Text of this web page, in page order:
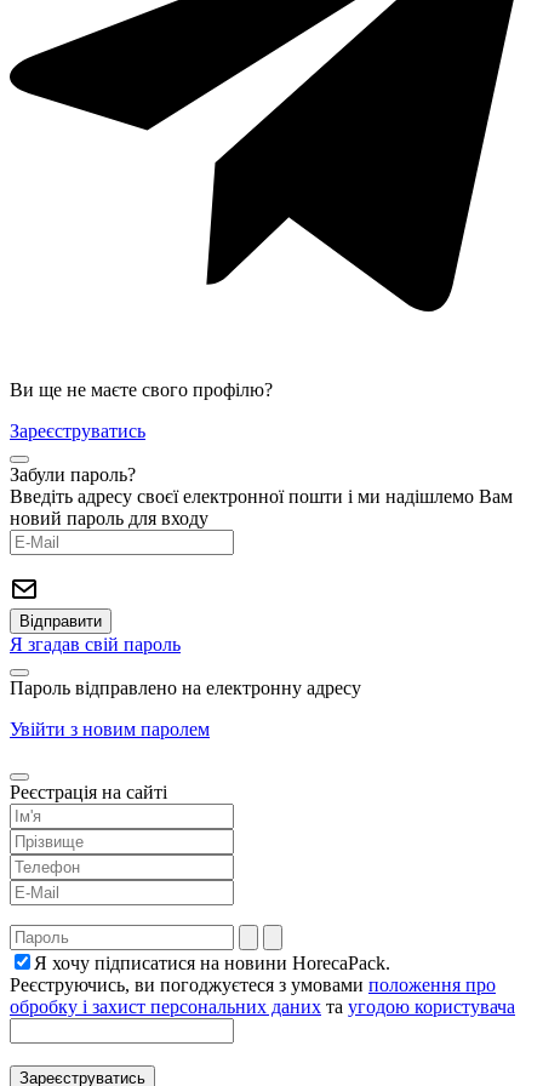
Ви ще не маєте свого профілю?
Зареєструватись
Забули пароль?
Введіть адресу своєї електронної пошти і ми надішлемо Вам
новий пароль для входу
Я згадав свій пароль
Пароль відправлено на електронну адресу
Увійти з новим паролем
Реєстрація на сайті
Я хочу підписатися на новини HorecaPack.
Реєструючись, ви погоджуєтеся з умовами положення про
обробку і захист персональних даних та угодою користувача